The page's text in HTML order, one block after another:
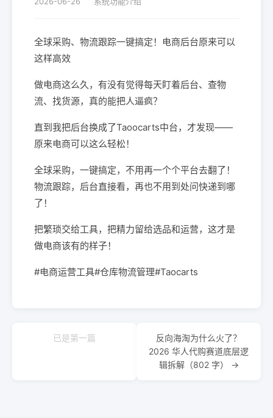
全球采购、物流跟踪一键搞定！电商后台原来可以
这样高效
做电商这么久，有没有觉得每天盯着后台、查物
流、找货源，真的能把人逼疯？
直到我把后台换成了Taoocarts中台，才发现——
原来电商可以这么轻松！
全球采购，一键搞定，不用再一个个平台去翻了！
物流跟踪，后台直接看，再也不用到处问快递到哪
了！
把繁琐交给工具，把精力留给选品和运营，这才是
做电商该有的样子！
#电商运营工具#仓库物流管理#Taocarts
已是第一篇
反向海淘为什么火了？
2026 华人代购赛道底层逻
辑拆解（802 字） →